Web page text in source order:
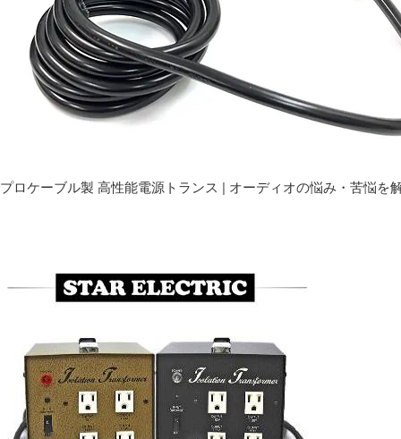
プロケーブル製 高性能電源トランス | オーディオの悩み・苦悩を